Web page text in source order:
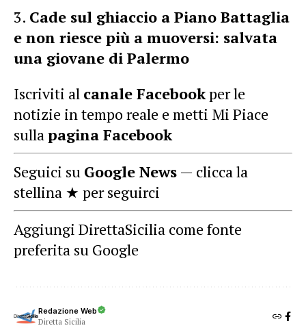
Cade sul ghiaccio a Piano Battaglia
e non riesce più a muoversi: salvata
una giovane di Palermo
Iscriviti al canale Facebookper le
notizie in tempo reale e metti Mi Piace
sullapagina Facebook
Seguici su Google News — clicca la
stellina ★ per seguirci
Aggiungi DirettaSicilia come fonte
preferita su Google
Redazione Web
Diretta Sicilia